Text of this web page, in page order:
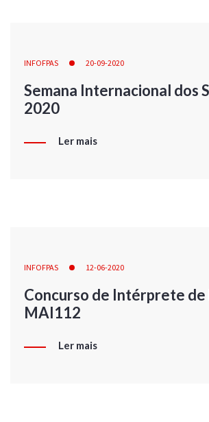
INFOFPAS 20-09-2020
Semana Internacional dos
2020
Ler mais
INFOFPAS 12-06-2020
Concurso de Intérprete de
MAI112
Ler mais